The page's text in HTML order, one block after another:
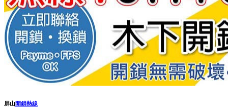
屏山開鎖熱線